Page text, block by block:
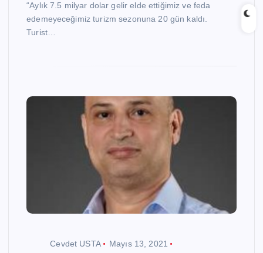
“Aylık 7.5 milyar dolar gelir elde ettiğimiz ve feda
edemeyeceğimiz turizm sezonuna 20 gün kaldı.
Turist…
Cevdet USTA
Mayıs 13, 2021